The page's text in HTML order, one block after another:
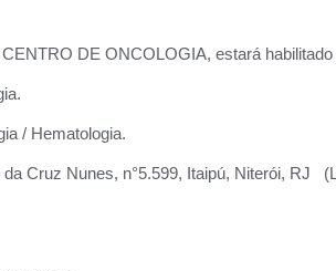
DE ONCOLOGIA, estará
/ Hematologia.
Cruz Nunes, n°5.599, Itaipú, Niterói, RJ